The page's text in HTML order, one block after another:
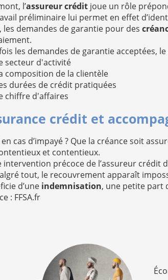
l’assureur crédit joue un rôle
préliminaire lui permet en effet
les demandes de garantie pour des
les demandes de garantie acceptées,
secteur d'activité
composition de la clientèle
durées de crédit pratiquées
chiffre d'affaires
crédit et
cas d’impayé ? Que la créance soit
et contentieux.
intervention précoce de l’assureur crédit
tout, le recouvrement apparaît
d’une indemnisation, une petite part
: FFSA.fr